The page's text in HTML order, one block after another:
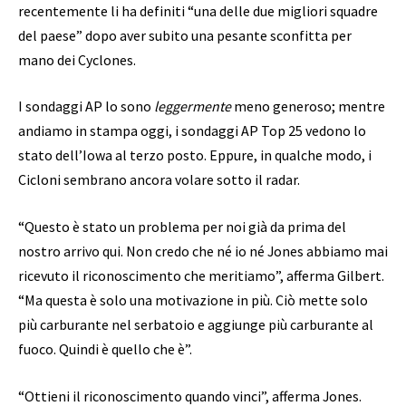
recentemente li ha definiti “una delle due migliori squadre
del paese” dopo aver subito una pesante sconfitta per
mano dei Cyclones.
I sondaggi AP lo sono leggermentemeno generoso; mentre
andiamo in stampa oggi, i sondaggi AP Top 25 vedono lo
stato dell’Iowa al terzo posto. Eppure, in qualche modo, i
Cicloni sembrano ancora volare sotto il radar.
“Questo è stato un problema per noi già da prima del
nostro arrivo qui. Non credo che né io né Jones abbiamo mai
ricevuto il riconoscimento che meritiamo”, afferma Gilbert.
“Ma questa è solo una motivazione in più. Ciò mette solo
più carburante nel serbatoio e aggiunge più carburante al
fuoco. Quindi è quello che è”.
“Ottieni il riconoscimento quando vinci”, afferma Jones.